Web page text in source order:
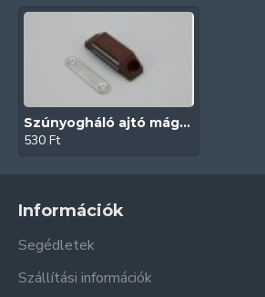
Szúnyogháló ajtó mágnes (60 mm | Barna)
530 Ft
Információk
Segédletek
Szállítási információk